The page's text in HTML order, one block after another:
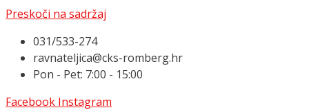
Preskoči na sadržaj
031/533-274
ravnateljica@cks-romberg.hr
Pon - Pet: 7:00 - 15:00
Facebook Instagram